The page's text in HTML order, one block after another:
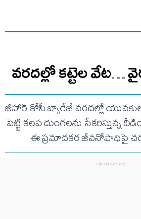
వరదల్లో కట్టెల
బీహార్ కోసీ బ్యారేజీ వరదల్లో
పెట్టి కలప దుంగలను సేకరిస్తున్న
ఈ ప్రమాదకర జీవనోపాధిపై